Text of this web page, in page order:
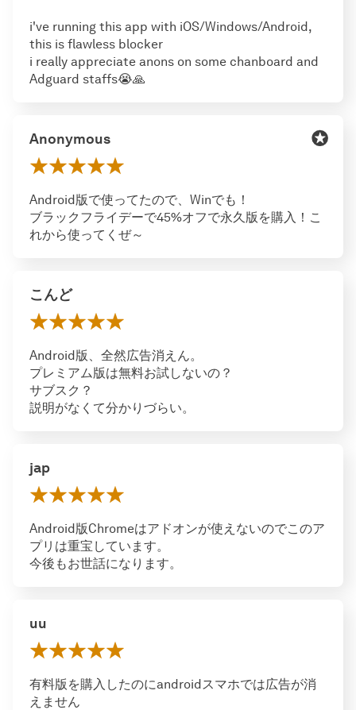
i've running this app with iOS/Windows/Android,
this is flawless blocker
i really appreciate anons on some chanboard and
Adguard staffs😭🙏
Anonymous
Android版で使ってたので、Winでも！
ブラックフライデーで45%オフで永久版を購入！こ
れから使ってくぜ～
こんど
Android版、全然広告消えん。
プレミアム版は無料お試しないの？
サブスク？
説明がなくて分かりづらい。
jap
Android版Chromeはアドオンが使えないのでこのア
プリは重宝しています。
今後もお世話になります。
uu
有料版を購入したのにandroidスマホでは広告が消
えません